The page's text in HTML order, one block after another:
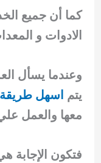
كما أن جميع
الادوات و
وعندما يسأل
يتم
اسهل طريقة
معها والعمل
فتكون الإجابة